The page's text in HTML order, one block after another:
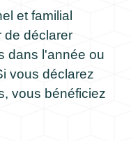
et familial
de déclarer
dans l'année ou
vous déclarez
vous bénéficiez